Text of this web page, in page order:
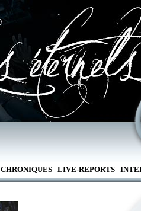
CHRONIQUES LIVE-REPORTS